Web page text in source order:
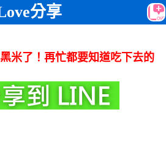
分享
米了！再忙都要知道吃下去的